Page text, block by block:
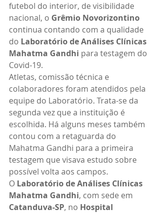
futebol do interior, de visibilidade
nacional, o Grêmio Novorizontino
continua contando com a qualidade
do Laboratório de Análises Clínicas
Mahatma Gandhi para testagem do
Covid-19.
Atletas, comissão técnica e
colaboradores foram atendidos pela
equipe do Laboratório. Trata-se da
segunda vez que a instituição é
escolhida. Há alguns meses também
contou com a retaguarda do
Mahatma Gandhi para a primeira
testagem que visava estudo sobre
possível volta aos campos.
O Laboratório de Análises Clínicas
Mahatma Gandhi, com sede em
Catanduva-SP, no Hospital